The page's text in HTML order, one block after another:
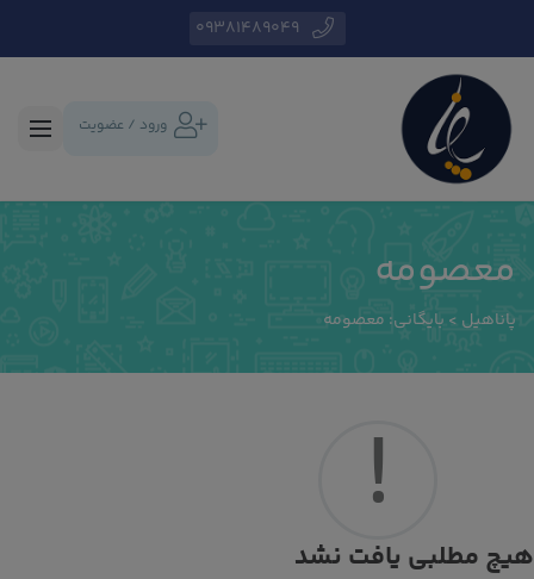
09381489049
ورود / عضویت
معصومه
پاناهیل > بایگانی: معصومه
!
هیچ مطلبی یافت نشد